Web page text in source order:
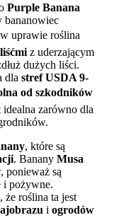
Purple Banana
bananowiec
uprawie roślina
z uderzającym
dużych liści.
dla stref USDA 9-
od szkodników
zarówno dla
, które są
. Banany Musa
ponieważ są
i pożywne.
że roślina ta jest
i ogrodów